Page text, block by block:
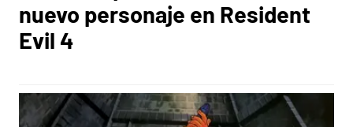
nuevo personaje en Resident
Evil 4